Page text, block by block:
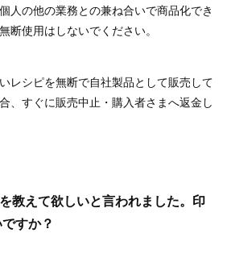
人の他の業務との兼ね合いで商品化でき
断使用はしないでください。
レシピを無断で自社製品として販売して
、すぐに販売中止・購入者さまへ返金し
教えて欲しいと言われました。印
すか？